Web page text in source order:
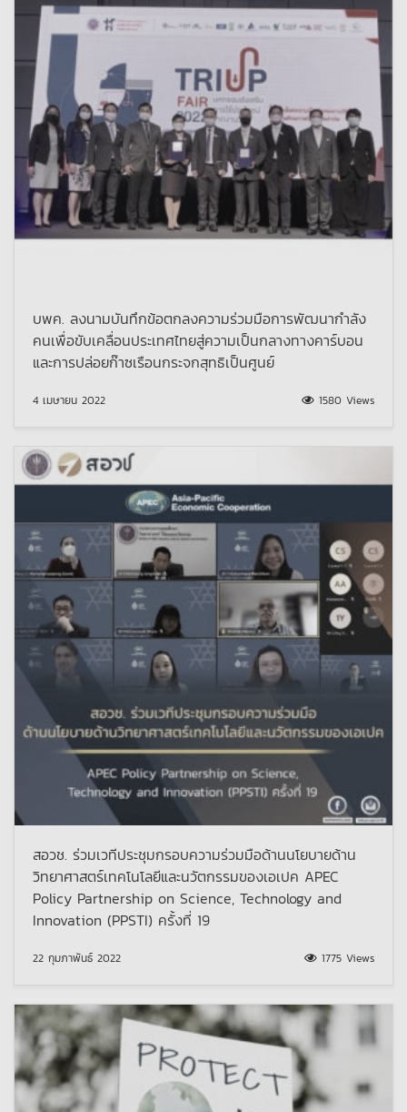
บพค. ลงนามบันทึกข้อตกลงความร่วมมือการพัฒนากำลัง
คนเพื่อขับเคลื่อนประเทศไทยสู่ความเป็นกลางทางคาร์บอน
และการปล่อยก๊าซเรือนกระจกสุทธิเป็นศูนย์
4 เมษายน 2022 1580 Views
สอวช. ร่วมเวทีประชุมกรอบความร่วมมือด้านนโยบายด้าน
วิทยาศาสตร์เทคโนโลยีและนวัตกรรมของเอเปค APEC
Policy Partnership on Science, Technology and
Innovation (PPSTI) ครั้งที่ 19
22 กุมภาพันธ์ 2022 1775 Views